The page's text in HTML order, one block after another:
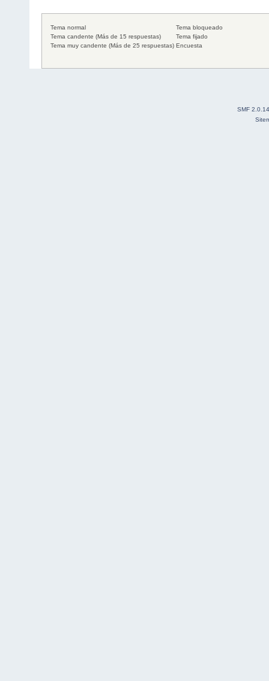
Tema normal
Tema candente (Más de 15 respuestas)
Tema muy candente (Más de 25 respuestas)
Tema bloqueado
Tema fijado
Encuesta
SMF 2.0.14